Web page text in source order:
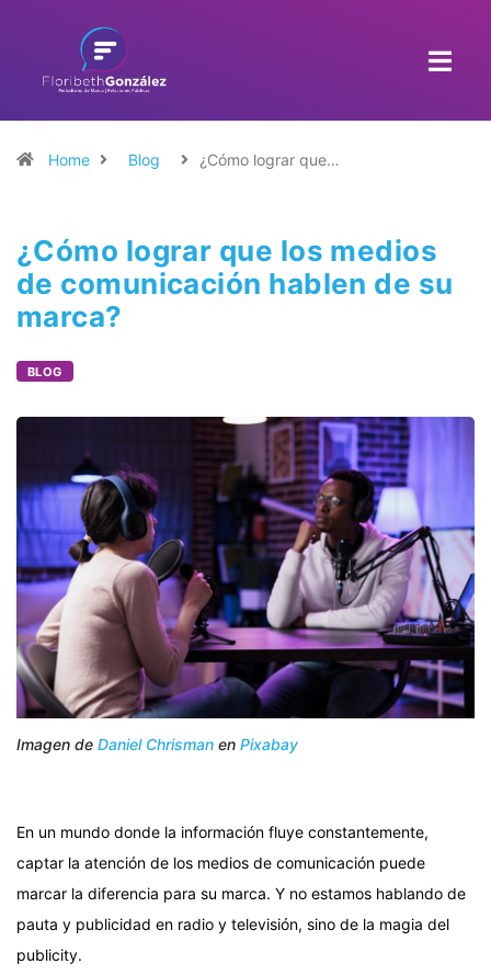
Home Blog ¿Cómo lograr que…
¿Cómo lograr que los medios
de comunicación hablen de su
marca?
BLOG
Imagen de Daniel Chrisman en Pixabay
En un mundo donde la información fluye constantemente,
captar la atención de los medios de comunicación puede
marcar la diferencia para su marca. Y no estamos hablando de
pauta y publicidad en radio y televisión, sino de la magia del
publicity.